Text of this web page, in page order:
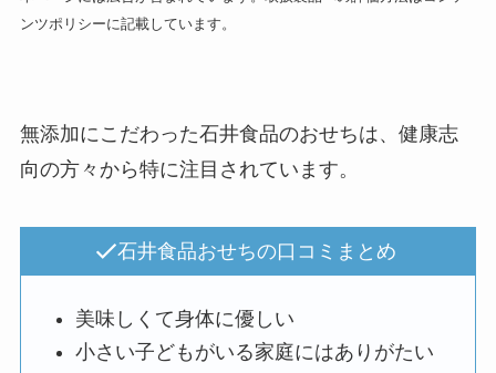
ンツポリシーに記載しています。
無添加にこだわった石井食品のおせちは、健康志
向の方々から特に注目されています。
石井食品おせちの口コミまとめ
美味しくて身体に優しい
小さい子どもがいる家庭にはありがたい